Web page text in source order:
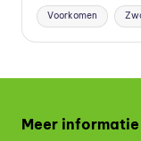
Voorkomen
Meer informatie